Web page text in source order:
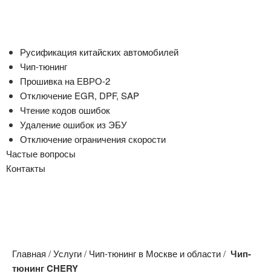
Русификация китайских автомобилей
Чип-тюнинг
Прошивка на ЕВРО-2
Отключение EGR, DPF, SAP
Чтение кодов ошибок
Удаление ошибок из ЭБУ
Отключение ограничения скорости
Частые вопросы
Контакты
Главная /Услуги/ Чип-тюнинг в Москве и области/ Чип-
тюнингCHERY